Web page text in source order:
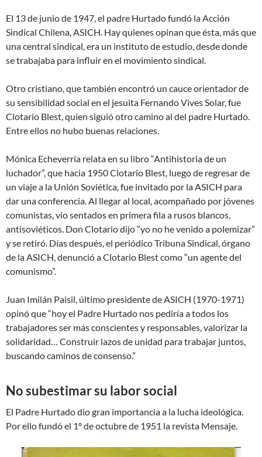
El 13 de junio de 1947, el padre Hurtado fundó la Acción
Sindical Chilena, ASICH. Hay quienes opinan que ésta, más que
una central sindical, era un instituto de estudio, desde donde
se trabajaba para influir en el movimiento sindical.
Otro cristiano, que también encontró un cauce orientador de
su sensibilidad social en el jesuita Fernando Vives Solar, fue
Clotario Blest, quien siguió otro camino al del padre Hurtado.
Entre ellos no hubo buenas relaciones.
Mónica Echeverría relata en su libro “Antihistoria de un
luchador”, que hacia 1950 Clotario Blest, luego de regresar de
un viaje a la Unión Soviética, fue invitado por la ASICH para
dar una conferencia. Al llegar al local, acompañado por jóvenes
comunistas, vio sentados en primera fila a rusos blancos,
antisoviéticos. Don Clotario dijo “yo no he venido a polemizar”
y se retiró. Días después, el periódico Tribuna Sindical, órgano
de la ASICH, denunció a Clotario Blest como “un agente del
comunismo”.
Juan Imilán Paisil, último presidente de ASICH (1970-1971)
opinó que “hoy el Padre Hurtado nos pediría a todos los
trabajadores ser más conscientes y responsables, valorizar la
solidaridad… Construir lazos de unidad para trabajar juntos,
buscando caminos de consenso.”
No subestimar su labor social
El Padre Hurtado dio gran importancia a la lucha ideológica.
Por ello fundó el 1º de octubre de 1951 la revista Mensaje.